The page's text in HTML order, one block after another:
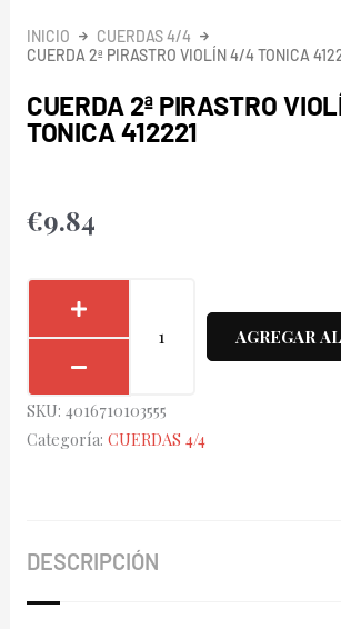
INICIO
CUERDAS 4/4
CUERDA 2ª PIRASTRO VIOLÍN 4/4 TONICA
CUERDA 2ª PIRASTRO
TONICA 412221
€9.84
4/4
Tonica
AGREGAR
SKU: 4016710103555
Categoría: CUERDAS 4/4
DESCRIPCIÓN